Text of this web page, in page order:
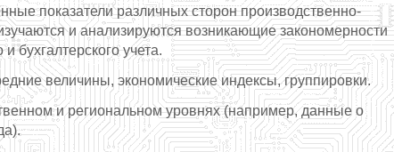
показатели различных сторон производственно-
и анализируются возникающие закономерности
бухгалтерского учета.
величины, экономические индексы, группировки.
и региональном уровнях (например, данные о